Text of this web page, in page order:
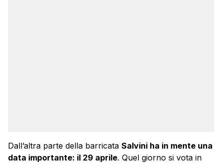
Dall’altra parte della barricata Salvini ha in mente una
data importante: il 29 aprile. Quel giorno si vota in